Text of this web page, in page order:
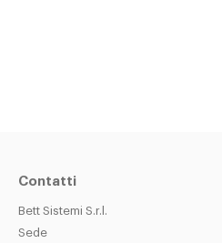
Contatti
Bett Sistemi S.r.l.
Sede